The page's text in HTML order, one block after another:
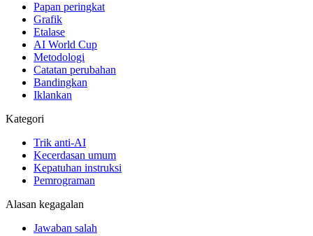
Papan peringkat
Grafik
Etalase
AI World Cup
Metodologi
Catatan perubahan
Bandingkan
Iklankan
Kategori
Trik anti-AI
Kecerdasan umum
Kepatuhan instruksi
Pemrograman
Alasan kegagalan
Jawaban salah